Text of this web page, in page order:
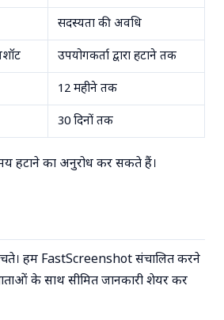
सदस्यता की अवधि
उपयोगकर्ता द्वारा हटाने तक
12 महीने तक
30 दिनों तक
हटाने का अनुरोध कर सकते हैं।
हम FastScreenshot संचालित करने
के साथ सीमित जानकारी शेयर कर